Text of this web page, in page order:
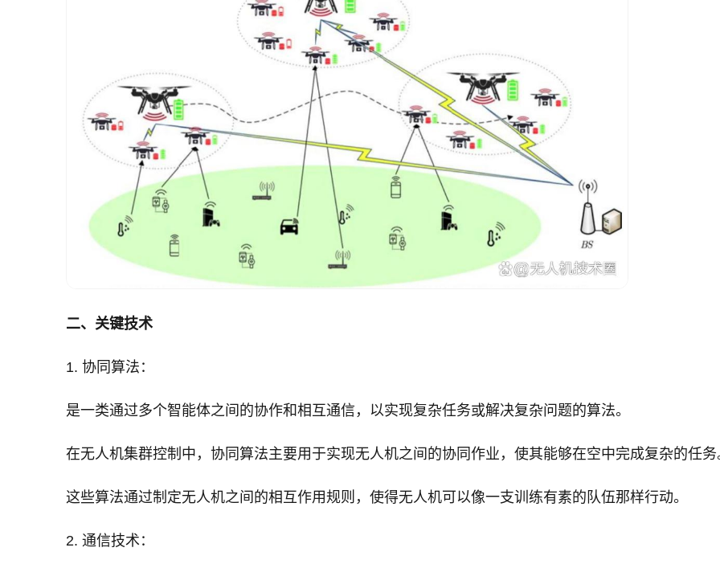
二、关键技术
1. 协同算法：
是一类通过多个智能体之间的协作和相互通信，以实现复杂任务或解决复杂问题的算法。
在无人机集群控制中，协同算法主要用于实现无人机之间的协同作业，使其能够在空中完成复杂的任务
这些算法通过制定无人机之间的相互作用规则，使得无人机可以像一支训练有素的队伍那样行动。
2. 通信技术：